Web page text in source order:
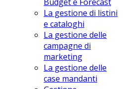
La gestione di listini
e cataloghi
La gestione delle
campagne di
marketing
La gestione delle
case mandanti